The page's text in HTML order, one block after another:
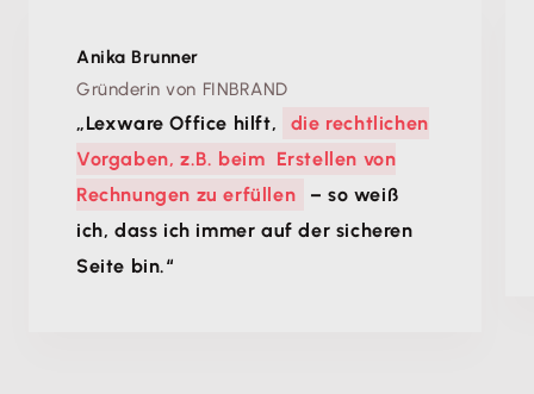
Anika Brunner
Gründerin von FINBRAND
„Lexware Office hilft,
die rechtlichen
Vorgaben, z.B. beim Erstellen von
Rechnungen zu erfüllen
– so weiß
ich, dass ich immer auf der sicheren
Seite bin.“